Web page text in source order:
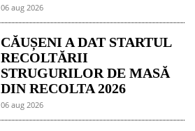
06 aug 2026
CĂUȘENI A DAT STARTUL
RECOLTĂRII
STRUGURILOR DE MASĂ
DIN RECOLTA 2026
06 aug 2026